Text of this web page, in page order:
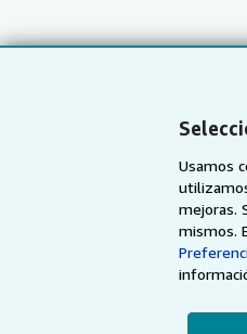
Usamos
mejoras.
mismos.